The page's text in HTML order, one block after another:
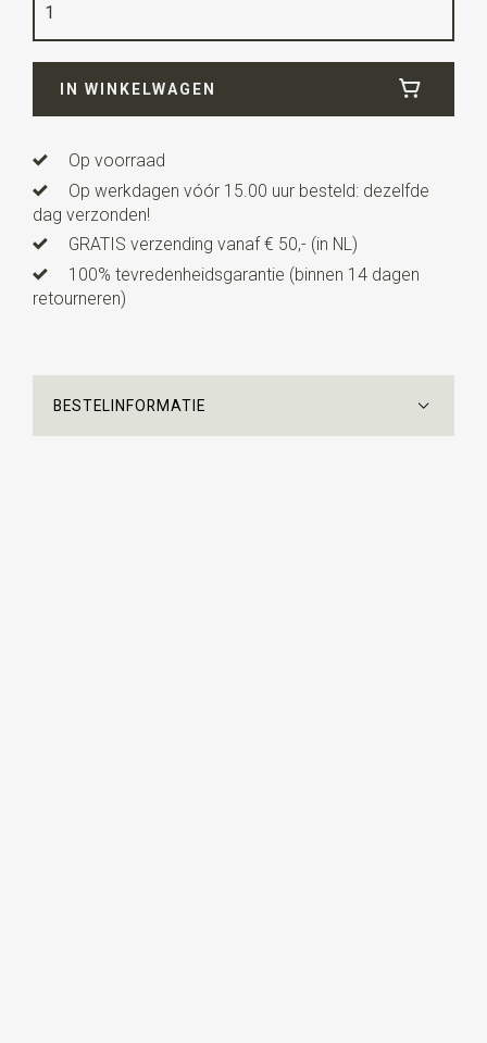
Kwaliteit
Lengte5 cm
verstelbaar bandje. Deze kinderstrik is geschikt voor
kinderen van ca. 2 tot 7 jaar.
IN WINKELWAGEN
Op voorraad
Op werkdagen vóór 15.00 uur besteld: dezelfde
dag verzonden!
GRATIS verzending vanaf € 50,- (in NL)
100% tevredenheidsgarantie (binnen 14 dagen
retourneren)
BESTELINFORMATIE